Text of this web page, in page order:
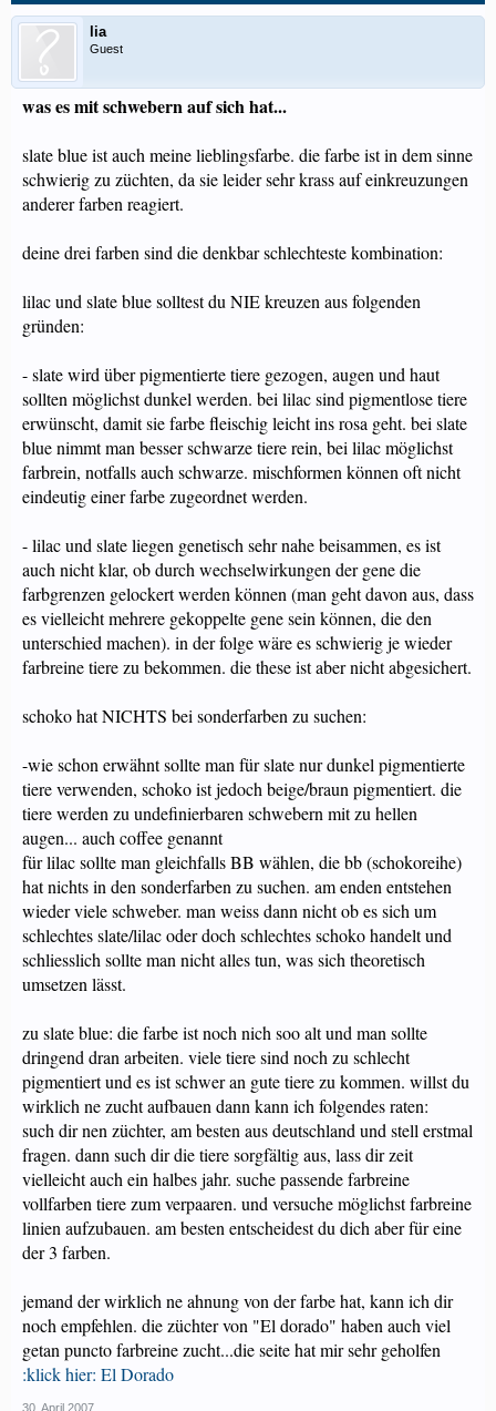
lia
Guest
was es mit schwebern auf sich hat...
slate blue ist auch meine lieblingsfarbe. die farbe ist in dem sinne
schwierig zu züchten, da sie leider sehr krass auf einkreuzungen
anderer farben reagiert.
deine drei farben sind die denkbar schlechteste kombination:
lilac und slate blue solltest du NIE kreuzen aus folgenden
gründen:
- slate wird über pigmentierte tiere gezogen, augen und haut
sollten möglichst dunkel werden. bei lilac sind pigmentlose tiere
erwünscht, damit sie farbe fleischig leicht ins rosa geht. bei slate
blue nimmt man besser schwarze tiere rein, bei lilac möglichst
farbrein, notfalls auch schwarze. mischformen können oft nicht
eindeutig einer farbe zugeordnet werden.
- lilac und slate liegen genetisch sehr nahe beisammen, es ist
auch nicht klar, ob durch wechselwirkungen der gene die
farbgrenzen gelockert werden können (man geht davon aus, dass
es vielleicht mehrere gekoppelte gene sein können, die den
unterschied machen). in der folge wäre es schwierig je wieder
farbreine tiere zu bekommen. die these ist aber nicht abgesichert.
schoko hat NICHTS bei sonderfarben zu suchen:
-wie schon erwähnt sollte man für slate nur dunkel pigmentierte
tiere verwenden, schoko ist jedoch beige/braun pigmentiert. die
tiere werden zu undefinierbaren schwebern mit zu hellen
augen... auch coffee genannt
für lilac sollte man gleichfalls BB wählen, die bb (schokoreihe)
hat nichts in den sonderfarben zu suchen. am enden entstehen
wieder viele schweber. man weiss dann nicht ob es sich um
schlechtes slate/lilac oder doch schlechtes schoko handelt und
schliesslich sollte man nicht alles tun, was sich theoretisch
umsetzen lässt.
zu slate blue: die farbe ist noch nich soo alt und man sollte
dringend dran arbeiten. viele tiere sind noch zu schlecht
pigmentiert und es ist schwer an gute tiere zu kommen. willst du
wirklich ne zucht aufbauen dann kann ich folgendes raten:
such dir nen züchter, am besten aus deutschland und stell erstmal
fragen. dann such dir die tiere sorgfältig aus, lass dir zeit
vielleicht auch ein halbes jahr. suche passende farbreine
vollfarben tiere zum verpaaren. und versuche möglichst farbreine
linien aufzubauen. am besten entscheidest du dich aber für eine
der 3 farben.
jemand der wirklich ne ahnung von der farbe hat, kann ich dir
noch empfehlen. die züchter von "El dorado" haben auch viel
getan puncto farbreine zucht...die seite hat mir sehr geholfen
:klick hier: El Dorado
30. April 2007